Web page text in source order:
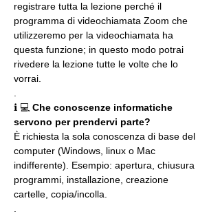
registrare tutta la lezione perché il
programma di videochiamata Zoom che
utilizzeremo per la videochiamata ha
questa funzione; in questo modo potrai
rivedere la lezione tutte le volte che lo
vorrai.
ℹ 💻 Che conoscenze informatiche
servono per prendervi parte?
È richiesta la sola conoscenza di base del
computer (Windows, linux o Mac
indifferente). Esempio: apertura, chiusura
programmi, installazione, creazione
cartelle, copia/incolla.